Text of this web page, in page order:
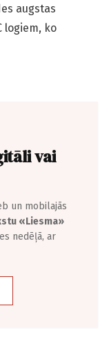
augstas
logiem, ko
vai
un mobilajās
«Liesma»
nedēļā, ar